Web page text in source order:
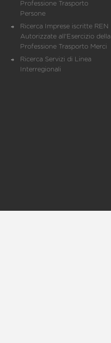
Professione Trasporto
Persone
Ricerca Imprese iscritte REN
Autorizzate all'Esercizio della
Professione Trasporto Merci
Ricerca Servizi di Linea
Interregionali